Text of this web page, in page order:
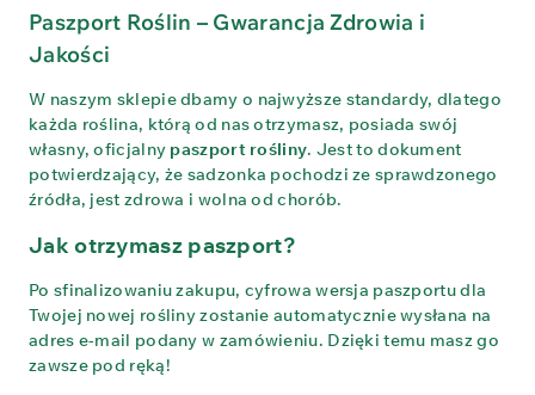
Paszport Roślin – Gwarancja Zdrowia i
Jakości
W naszym sklepie dbamy o najwyższe standardy, dlatego
każda roślina, którą od nas otrzymasz, posiada swój
własny, oficjalny paszport rośliny. Jest to dokument
potwierdzający, że sadzonka pochodzi ze sprawdzonego
źródła, jest zdrowa i wolna od chorób.
Jak otrzymasz paszport?
Po sfinalizowaniu zakupu, cyfrowa wersja paszportu dla
Twojej nowej rośliny zostanie automatycznie wysłana na
adres e-mail podany w zamówieniu. Dzięki temu masz go
zawsze pod ręką!